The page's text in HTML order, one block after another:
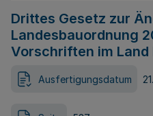
Drittes Gesetz zur
Landesbauordnung
Vorschriften im
Ausfertigungsdatum